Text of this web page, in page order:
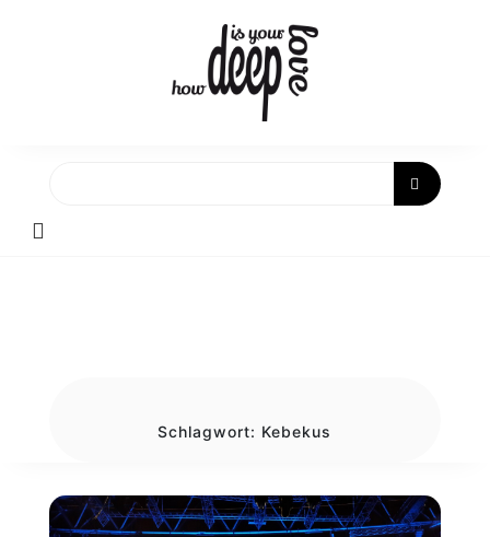
Schlagwort: Kebekus